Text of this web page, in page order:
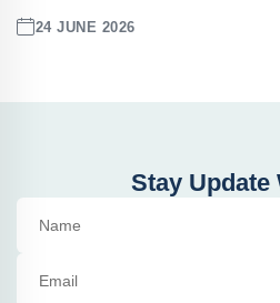
24 JUNE 2026
Stay Update